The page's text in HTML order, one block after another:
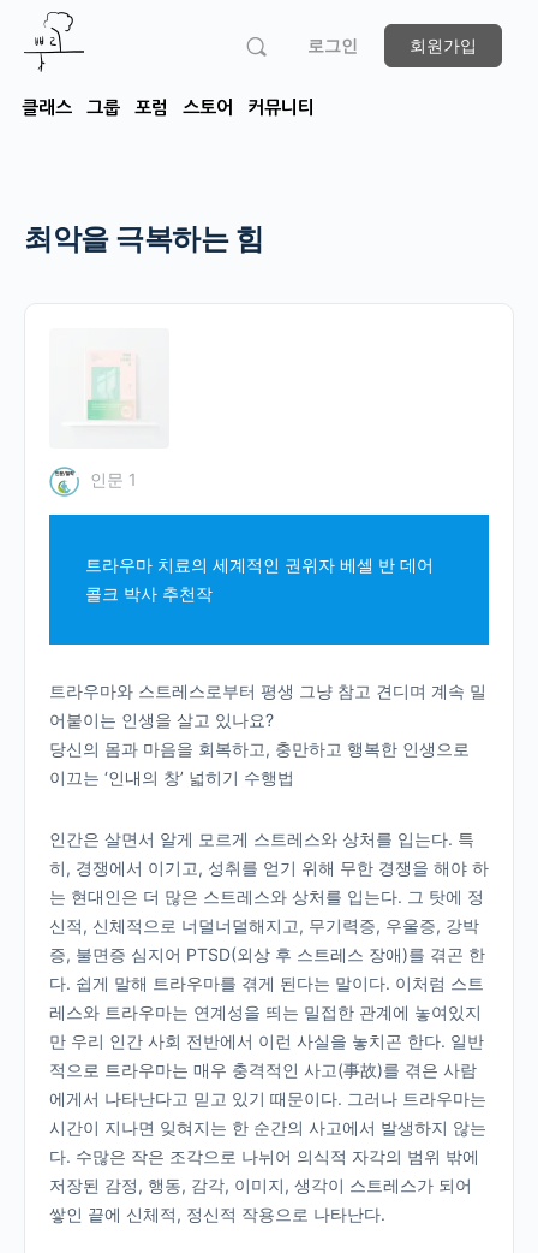
로그인 회원가입
클래스 그룹 포럼 스토어 커뮤니티
최악을 극복하는 힘
인문 1
트라우마 치료의 세계적인 권위자 베셀 반 데어
콜크 박사 추천작
트라우마와 스트레스로부터 평생 그냥 참고 견디며 계속 밀
어붙이는 인생을 살고 있나요?
당신의 몸과 마음을 회복하고, 충만하고 행복한 인생으로
이끄는 ‘인내의 창’ 넓히기 수행법
인간은 살면서 알게 모르게 스트레스와 상처를 입는다. 특
히, 경쟁에서 이기고, 성취를 얻기 위해 무한 경쟁을 해야 하
는 현대인은 더 많은 스트레스와 상처를 입는다. 그 탓에 정
신적, 신체적으로 너덜너덜해지고, 무기력증, 우울증, 강박
증, 불면증 심지어 PTSD(외상 후 스트레스 장애)를 겪곤 한
다. 쉽게 말해 트라우마를 겪게 된다는 말이다. 이처럼 스트
레스와 트라우마는 연계성을 띄는 밀접한 관계에 놓여있지
만 우리 인간 사회 전반에서 이런 사실을 놓치곤 한다. 일반
적으로 트라우마는 매우 충격적인 사고(事故)를 겪은 사람
에게서 나타난다고 믿고 있기 때문이다. 그러나 트라우마는
시간이 지나면 잊혀지는 한 순간의 사고에서 발생하지 않는
다. 수많은 작은 조각으로 나뉘어 의식적 자각의 범위 밖에
저장된 감정, 행동, 감각, 이미지, 생각이 스트레스가 되어
쌓인 끝에 신체적, 정신적 작용으로 나타난다.